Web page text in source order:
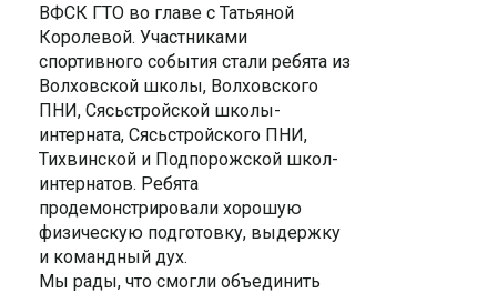
ВФСК ГТО во главе с Татьяной
Королевой. Участниками
спортивного события стали ребята из
Волховской школы, Волховского
ПНИ, Сясьстройской школы-
интерната, Сясьстройского ПНИ,
Тихвинской и Подпорожской школ-
интернатов. Ребята
продемонстрировали хорошую
физическую подготовку, выдержку
и командный дух.
Мы рады, что смогли объединить